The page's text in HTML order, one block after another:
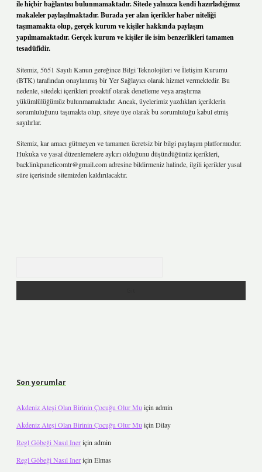
ile hiçbir bağlantısı bulunmamaktadır. Sitede yalnızca kendi hazırladığımız
makaleler paylaşılmaktadır. Burada yer alan içerikler haber niteliği
taşımamakta olup, gerçek kurum ve kişiler hakkında paylaşım
yapılmamaktadır. Gerçek kurum ve kişiler ile isim benzerlikleri tamamen
tesadüfidir.
Sitemiz, 5651 Sayılı Kanun gereğince Bilgi Teknolojileri ve İletişim Kurumu
(BTK) tarafından onaylanmış bir Yer Sağlayıcı olarak hizmet vermektedir. Bu
nedenle, sitedeki içerikleri proaktif olarak denetleme veya araştırma
yükümlülüğümüz bulunmamaktadır. Ancak, üyelerimiz yazdıkları içeriklerin
sorumluluğunu taşımakta olup, siteye üye olarak bu sorumluluğu kabul etmiş
sayılırlar.
Sitemiz, kar amacı gütmeyen ve tamamen ücretsiz bir bilgi paylaşım platformudur.
Hukuka ve yasal düzenlemelere aykırı olduğunu düşündüğünüz içerikleri,
backlinkpanelicomtr@gmail.comadresine bildirmeniz halinde, ilgili içerikler yasal
süre içerisinde sitemizden kaldırılacaktır.
Son yorumlar
Akdeniz Ateşi Olan Birinin Çocuğu Olur Mu için admin
Akdeniz Ateşi Olan Birinin Çocuğu Olur Mu için Dilay
Regl Göbeği Nasıl Ineriçin admin
Regl Göbeği Nasıl Ineriçin Elmas